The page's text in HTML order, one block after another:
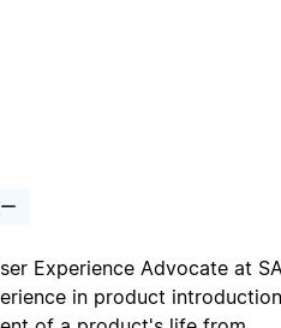
Experience Advocate at
in product introduction